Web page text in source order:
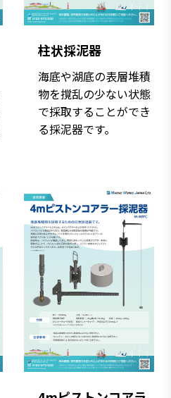
柱状採泥器
海底や湖底の表層堆積
物を撹乱の少ない状態
で採取することができ
る採泥器です。